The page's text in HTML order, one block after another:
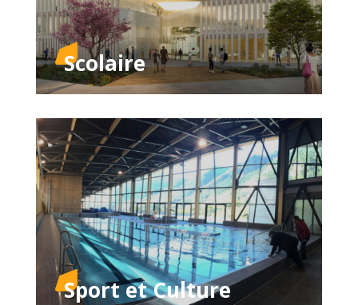
Scolaire
Sport et Culture